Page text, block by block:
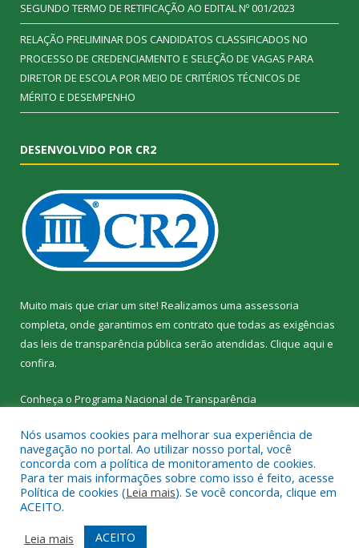
SEGUNDO TERMO DE RETIFICAÇÃO AO EDITAL Nº 001/2023
RELAÇÃO PRELIMINAR DOS CANDIDATOS CLASSIFICADOS NO
PROCESSO DE CREDENCIAMENTO E SELEÇÃO DE VAGAS PARA
DIRETOR DE ESCOLA POR MEIO DE CRITÉRIOS TÉCNICOS DE
MÉRITO E DESEMPENHO
DESENVOLVIDO POR CR2
Muito mais que criar um site! Realizamos uma assessoria
completa, onde garantimos em contrato que todas as exigências
das leis de transparência pública serão atendidas. Clique aqui e
confira.
Conheça o Programa Nacional de Transparência
Todos os direitos reservados a SEMED – Secretaria Municipal de
Educação de Senador José Porfírio.
Mapa do Site
Acessar Área Administrativa
Nós usamos cookies para melhorar sua experiência de
navegação no portal. Ao utilizar nosso portal, você
concorda com a política de monitoramento de cookies.
Para ter mais informações sobre como isso é feito, acesse
Política de cookies (Leia mais). Se você concorda, clique em
ACEITO.
Leia mais
ACEITO